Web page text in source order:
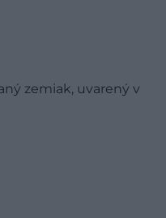
zemiak, uvarený v